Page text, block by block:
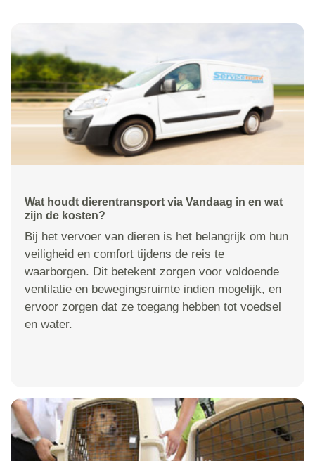
Wat houdt dierentransport via Vandaag in en wat
zijn de kosten?
Bij het vervoer van dieren is het belangrijk om hun
veiligheid en comfort tijdens de reis te
waarborgen. Dit betekent zorgen voor voldoende
ventilatie en bewegingsruimte indien mogelijk, en
ervoor zorgen dat ze toegang hebben tot voedsel
en water.